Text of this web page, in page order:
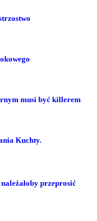
musi być killerem
Kuchty.
przeprosić